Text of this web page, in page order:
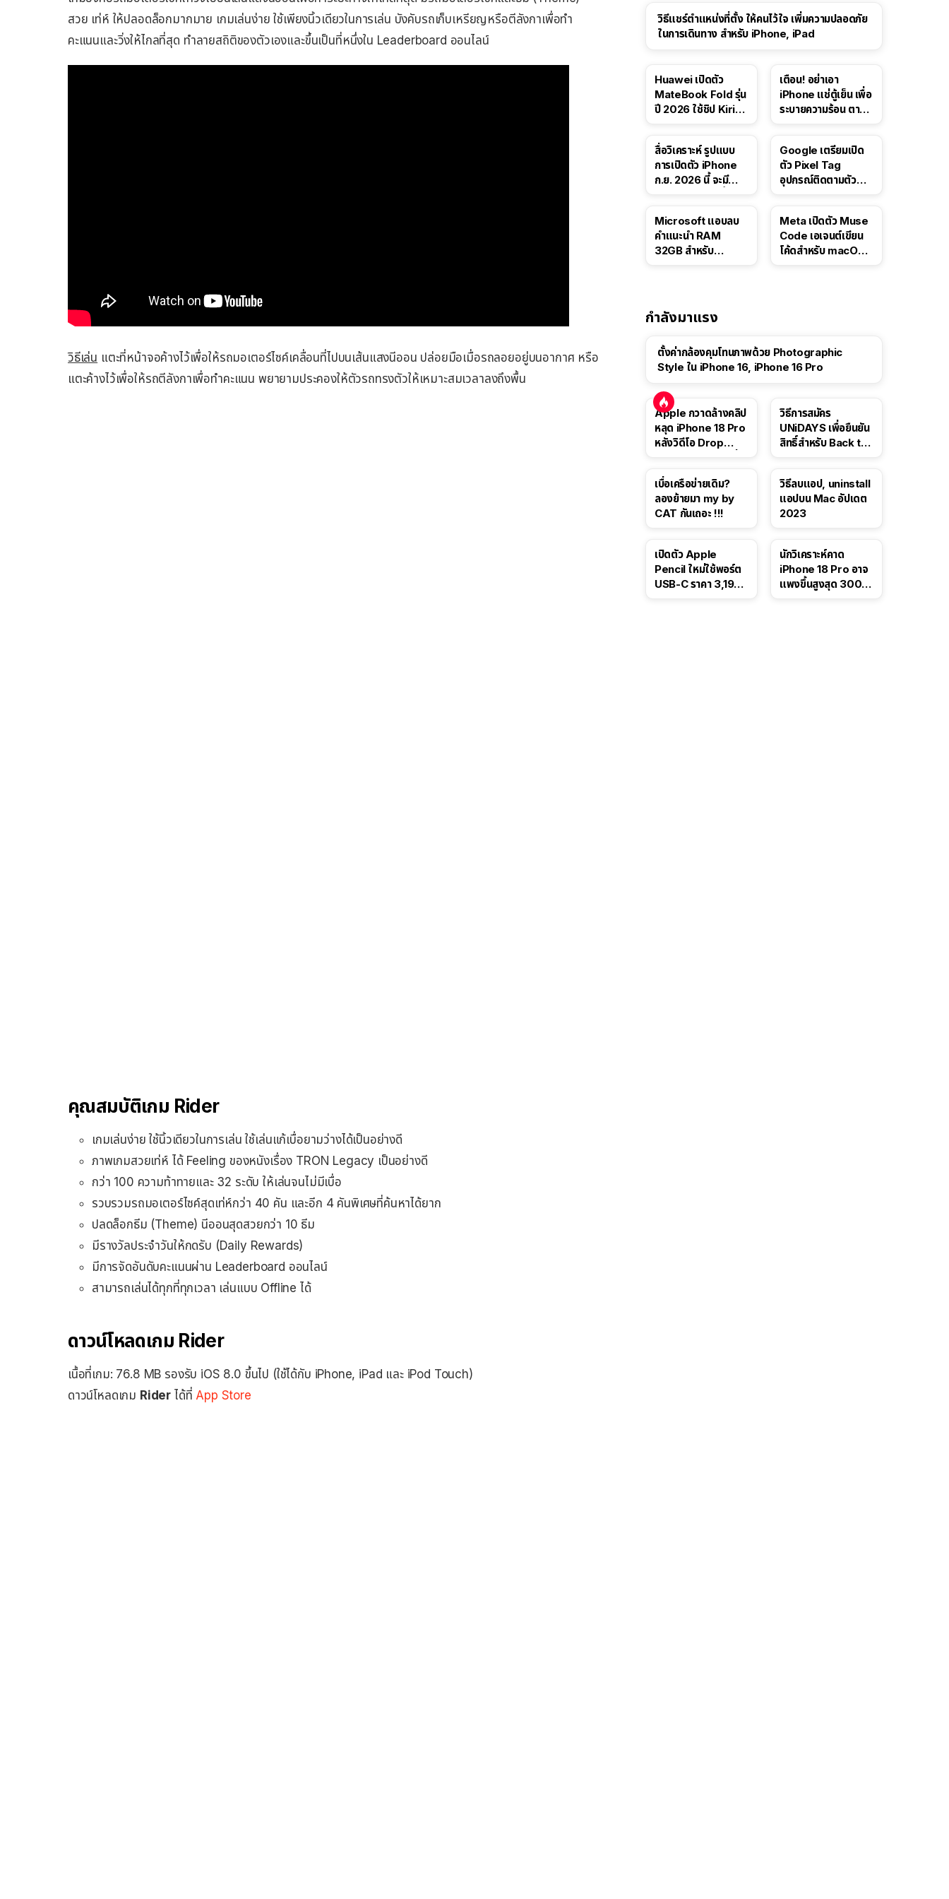
สวย เท่ห์ ให้ปลอดล็อกมากมาย เกมเล่นง่าย ใช้เพียงนิ้วเดียวในการเล่น บังคับรถเก็บเหรียญหรือตีลังกาเพื่อทำ
คะแนนและวิ่งให้ไกลที่สุด ทำลายสถิติของตัวเองและขึ้นเป็นที่หนึ่งใน Leaderboard ออนไลน์
วิธีเล่น แตะที่หน้าจอค้างไว้เพื่อให้รถมอเตอร์ไซค์เคลื่อนที่ไปบนเส้นแสงนีออน ปล่อยมือเมื่อรถลอยอยู่บนอากาศ หรือ
แตะค้างไว้เพื่อให้รถตีลังกาเพื่อทำคะแนน พยายามประคองให้ตัวรถทรงตัวให้เหมาะสมเวลาลงถึงพื้น
คุณสมบัติเกม Rider
เกมเล่นง่าย ใช้นิ้วเดียวในการเล่น ใช้เล่นแก้เบื่อยามว่างได้เป็นอย่างดี
ภาพเกมสวยเท่ห์ ได้ Feeling ของหนังเรื่อง TRON Legacy เป็นอย่างดี
กว่า 100 ความท้าทายและ 32 ระดับ ให้เล่นจนไม่มีเบื่อ
รวบรวมรถมอเตอร์ไซค์สุดเท่ห์กว่า 40 คัน และอีก 4 คันพิเศษที่ค้นหาได้ยาก
ปลดล็อกธีม (Theme) นีออนสุดสวยกว่า 10 ธีม
มีรางวัลประจำวันให้กดรับ (Daily Rewards)
มีการจัดอันดับคะแนนผ่าน Leaderboard ออนไลน์
สามารถเล่นได้ทุกที่ทุกเวลา เล่นแบบ Offline ได้
ดาวน์โหลดเกม Rider
เนื้อที่เกม: 76.8 MB รองรับ iOS 8.0 ขึ้นไป (ใช้ได้กับ iPhone, iPad และ iPod Touch)
ดาวน์โหลดเกม Rider ได้ที่ App Store
วิธีแชร์ตำแหน่งที่ตั้ง ให้คนไว้ใจ เพิ่มความปลอดภัย
ในการเดินทาง สำหรับ iPhone, iPad
Huawei เปิดตัว
MateBook Fold รุ่น
ปี 2026 ใช้ชิป Kirin
เตือน! อย่าเอา
iPhone แช่ตู้เย็น เพื่อ
ระบายความร้อน ตาม
สื่อวิเคราะห์ รูปแบบ
การเปิดตัว iPhone
ก.ย. 2026 นี้ จะมี
Google เตรียมเปิด
ตัว Pixel Tag
อุปกรณ์ติดตามตัว
Microsoft แอบลบ
คำแนะนำ RAM
32GB สำหรับ
Meta เปิดตัว Muse
Code เอเจนต์เขียน
โค้ดสำหรับ macOS
กำลังมาแรง
ตั้งค่ากล้องคุมโทนภาพด้วย Photographic
Style ใน iPhone 16, iPhone 16 Pro
Apple กวาดล้างคลิป
หลุด iPhone 18 Pro
หลังวิดีโอ Drop
วิธีการสมัคร
UNiDAYS เพื่อยืนยัน
สิทธิ์สำหรับ Back to
เบื่อเครือข่ายเดิม?
ลองย้ายมา my by
CAT กันเถอะ !!!
วิธีลบแอป, uninstall
แอปบน Mac อัปเดต
2023
เปิดตัว Apple
Pencil ใหม่ใช้พอร์ต
USB-C ราคา 3,190
นักวิเคราะห์คาด
iPhone 18 Pro อาจ
แพงขึ้นสูงสุด 300